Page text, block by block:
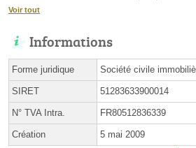
Voir tout
Informations
Forme juridique Société civile
SIRET 51283633900014
N° TVA Intra. FR80512836339
Création 5 mai 2009